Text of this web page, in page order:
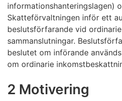
informationshanteringslagen)
Skatteförvaltningen inför ett
beslutsförfarande vid
sammanslutningar.
beslutet om införande
om ordinarie
2 Motivering